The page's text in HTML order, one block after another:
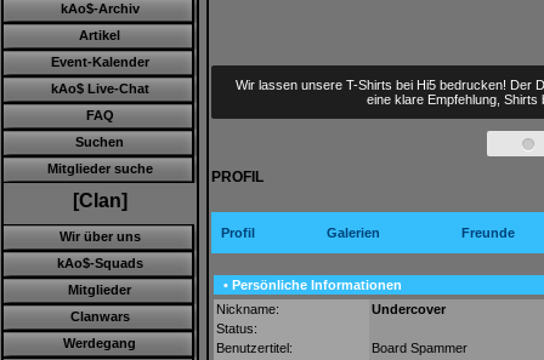
kAo$-Archiv
Artikel
Event-Kalender
kAo$ Live-Chat
FAQ
Suchen
Mitglieder suche
[Clan]
Wir über uns
kAo$-Squads
Mitglieder
Clanwars
Werdegang
Wir lassen unsere T-Shirts bei Hi5 bedrucken! Der
eine klare Empfehlung,
PROFIL
Profil Galerien Freunde
• Persönliche Informationen
Nickname:
Undercover
Status:
Benutzertitel:
Board Spammer